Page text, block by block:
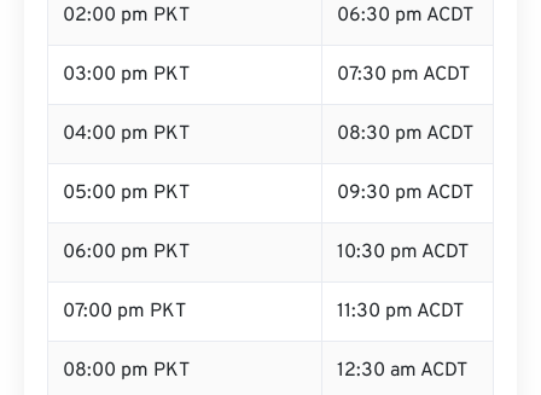
02:00 pm PKT 06:30 pm ACDT
03:00 pm PKT 07:30 pm ACDT
04:00 pm PKT 08:30 pm ACDT
05:00 pm PKT 09:30 pm ACDT
06:00 pm PKT 10:30 pm ACDT
07:00 pm PKT 11:30 pm ACDT
08:00 pm PKT 12:30 am ACDT